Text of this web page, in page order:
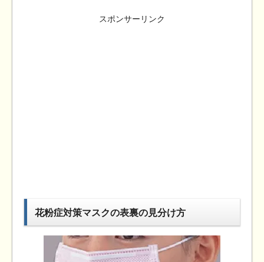
スポンサーリンク
花粉症対策マスクの表裏の見分け方